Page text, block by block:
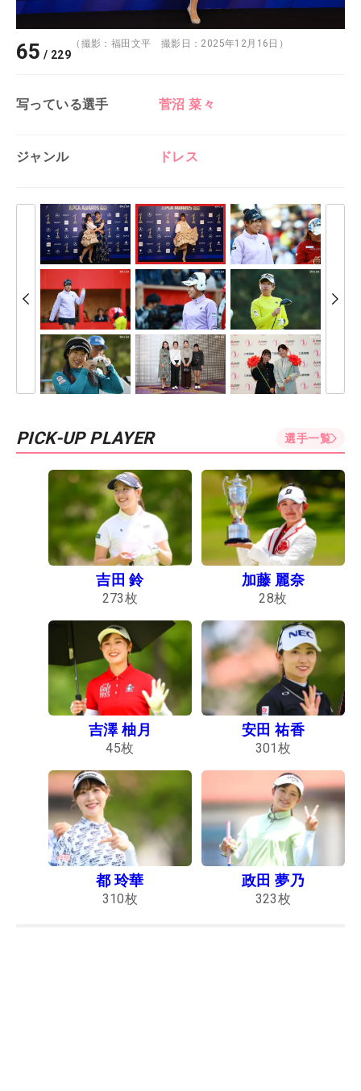
65 / 229
（撮影：福田文平 撮影日：2025年12月16日）
写っている選手 菅沼 菜々
ジャンル ドレス
PICK-UP PLAYER 選手一覧
吉田 鈴
273枚
加藤 麗奈
28枚
吉澤 柚月
45枚
安田 祐香
301 枚
都 玲華
310枚
政田 夢乃
323枚